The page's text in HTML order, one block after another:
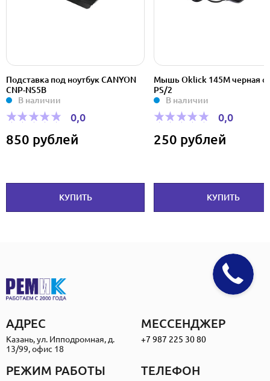
Подставка под ноутбук CANYON
CNP-NS5B
В наличии
0,0
850 рублей
КУПИТЬ
Мышь Oklick 145M черная
PS/2
В наличии
0,0
250 рублей
КУПИТЬ
АДРЕС
Казань, ул. Ипподромная, д.
13/99, офис 18
МЕССЕНДЖЕР
+7 987 225 30 80
РЕЖИМ РАБОТЫ ТЕЛЕФОН